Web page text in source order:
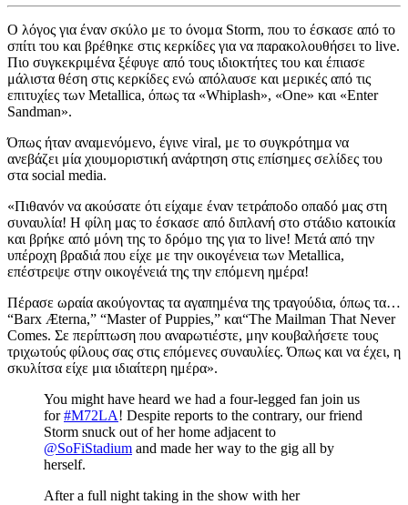
Ο λόγος για έναν σκύλο με το όνομα Storm, που το έσκασε από το
σπίτι του και βρέθηκε στις κερκίδες για να παρακολουθήσει το live.
Πιο συγκεκριμένα ξέφυγε από τους ιδιοκτήτες του και έπιασε
μάλιστα θέση στις κερκίδες ενώ απόλαυσε και μερικές από τις
επιτυχίες των Metallica, όπως τα «Whiplash», «One» και «Enter
Sandman».
Όπως ήταν αναμενόμενο, έγινε viral, με το συγκρότημα να
ανεβάζει μία χιουμοριστική ανάρτηση στις επίσημες σελίδες του
στα social media.
«Πιθανόν να ακούσατε ότι είχαμε έναν τετράποδο οπαδό μας στη
συναυλία! Η φίλη μας το έσκασε από διπλανή στο στάδιο κατοικία
και βρήκε από μόνη της το δρόμο της για το live! Μετά από την
υπέροχη βραδιά που είχε με την οικογένεια των Metallica,
επέστρεψε στην οικογένειά της την επόμενη ημέρα!
Πέρασε ωραία ακούγοντας τα αγαπημένα της τραγούδια, όπως τα…
“Barx Æterna,” “Master of Puppies,” και“The Mailman That Never
Comes. Σε περίπτωση που αναρωτιέστε, μην κουβαλήσετε τους
τριχωτούς φίλους σας στις επόμενες συναυλίες. Όπως και να έχει, η
σκυλίτσα είχε μια ιδιαίτερη ημέρα».
You might have heard we had a four-legged fan join us
for#M72LA! Despite reports to the contrary, our friend
Storm snuck out of her home adjacent to
@SoFiStadium and made her way to the gig all by
herself.
After a full night taking in the show with her